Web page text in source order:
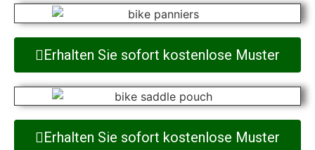
Erhalten Sie sofort kostenlose Muster
Erhalten Sie sofort kostenlose Muster